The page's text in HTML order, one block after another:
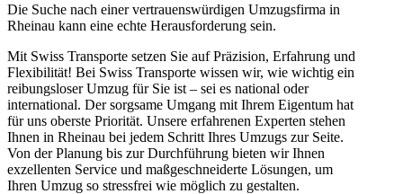
Die Suche nach einer vertrauenswürdigen Umzugsfirma in
Rheinau kann eine echte Herausforderung sein.
Mit Swiss Transporte setzen Sie auf Präzision, Erfahrung und
Flexibilität! Bei Swiss Transporte wissen wir, wie wichtig ein
reibungsloser Umzug für Sie ist – sei es national oder
international. Der sorgsame Umgang mit Ihrem Eigentum hat
für uns oberste Priorität. Unsere erfahrenen Experten stehen
Ihnen in Rheinau bei jedem Schritt Ihres Umzugs zur Seite.
Von der Planung bis zur Durchführung bieten wir Ihnen
exzellenten Service und maßgeschneiderte Lösungen, um
Ihren Umzug so stressfrei wie möglich zu gestalten.